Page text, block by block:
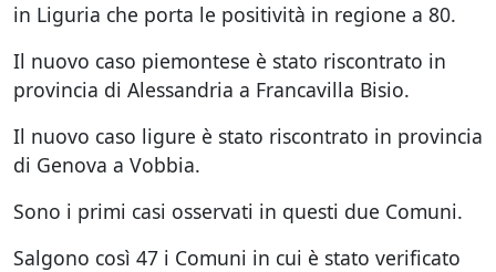
in Liguria che porta le positività in regione a 80.
Il nuovo caso piemontese è stato riscontrato in
provincia di Alessandria a Francavilla Bisio.
Il nuovo caso ligure è stato riscontrato in provincia
di Genova a Vobbia.
Sono i primi casi osservati in questi due Comuni.
Salgono così 47 i Comuni in cui è stato verificato